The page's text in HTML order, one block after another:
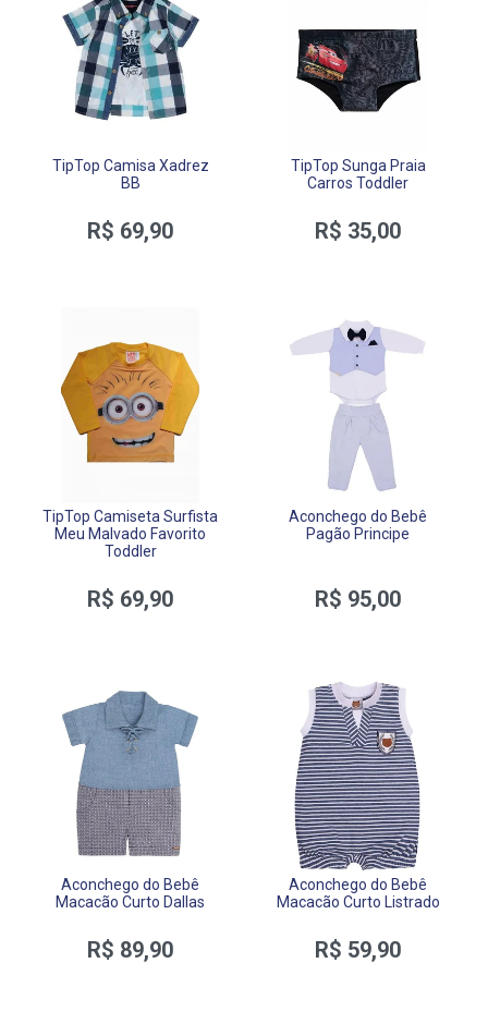
TipTop Camisa Xadrez
BB
R$ 69,90
TipTop Sunga Praia
Carros Toddler
R$ 35,00
TipTop Camiseta Surfista
Meu Malvado Favorito
Toddler
R$ 69,90
Aconchego do Bebê
Pagão Principe
R$ 95,00
Aconchego do Bebê
Macacão Curto Dallas
R$ 89,90
Aconchego do Bebê
Macacão Curto Listrado
R$ 59,90